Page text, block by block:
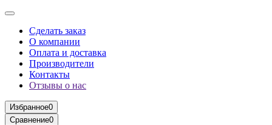
Сделать заказ
О компании
Оплата и доставка
Производители
Контакты
Отзывы о нас
Избранное0
Сравнение0